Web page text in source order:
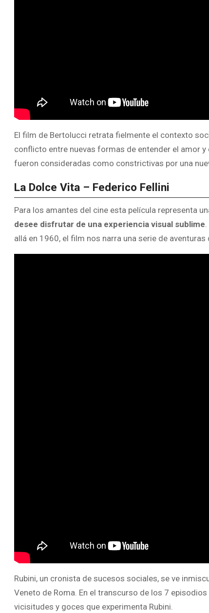
El film de Bertolucci retrata fielmente el contexto
conflicto entre nuevas formas de entender el amor
fueron consideradas como constrictivas por una
La Dolce Vita – Federico Fellini
Para los amantes del cine esta película representa
desee disfrutar de una experiencia visual sublime
allá en 1960, el film nos narra una serie de aventuras
Rubini, un cronista de sucesos sociales, se ve
Veneto de Roma. En el transcurso de los 7
vicisitudes y goces que experimenta Rubini.